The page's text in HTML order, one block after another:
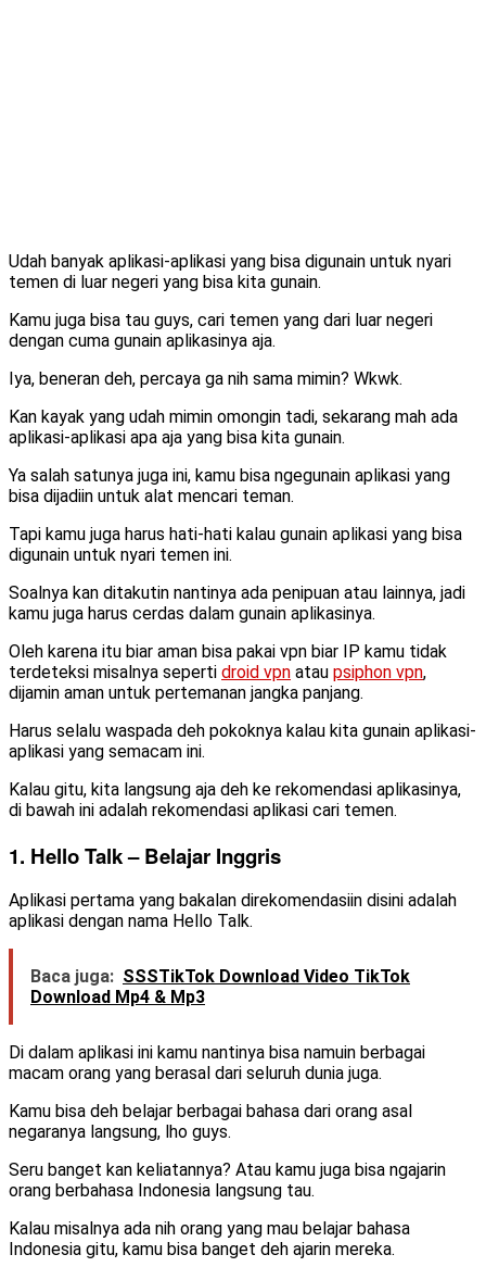
Udah banyak aplikasi-aplikasi yang bisa digunain untuk nyari
temen di luar negeri yang bisa kita gunain.
Kamu juga bisa tau guys, cari temen yang dari luar negeri
dengan cuma gunain aplikasinya aja.
Iya, beneran deh, percaya ga nih sama mimin? Wkwk.
Kan kayak yang udah mimin omongin tadi, sekarang mah ada
aplikasi-aplikasi apa aja yang bisa kita gunain.
Ya salah satunya juga ini, kamu bisa ngegunain aplikasi yang
bisa dijadiin untuk alat mencari teman.
Tapi kamu juga harus hati-hati kalau gunain aplikasi yang bisa
digunain untuk nyari temen ini.
Soalnya kan ditakutin nantinya ada penipuan atau lainnya, jadi
kamu juga harus cerdas dalam gunain aplikasinya.
Oleh karena itu biar aman bisa pakai vpn biar IP kamu tidak
terdeteksi misalnya seperti droid vpn atau psiphon vpn,
dijamin aman untuk pertemanan jangka panjang.
Harus selalu waspada deh pokoknya kalau kita gunain aplikasi-
aplikasi yang semacam ini.
Kalau gitu, kita langsung aja deh ke rekomendasi aplikasinya,
di bawah ini adalah rekomendasi aplikasi cari temen.
1. Hello Talk – Belajar Inggris
Aplikasi pertama yang bakalan direkomendasiin disini adalah
aplikasi dengan nama Hello Talk.
Baca juga: SSSTikTok Download Video TikTok
Download Mp4 & Mp3
Di dalam aplikasi ini kamu nantinya bisa namuin berbagai
macam orang yang berasal dari seluruh dunia juga.
Kamu bisa deh belajar berbagai bahasa dari orang asal
negaranya langsung, lho guys.
Seru banget kan keliatannya? Atau kamu juga bisa ngajarin
orang berbahasa Indonesia langsung tau.
Kalau misalnya ada nih orang yang mau belajar bahasa
Indonesia gitu, kamu bisa banget deh ajarin mereka.